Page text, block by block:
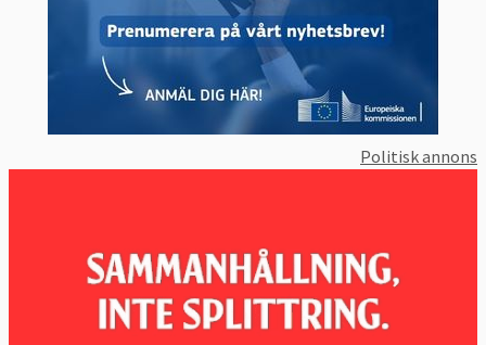
Politisk annons